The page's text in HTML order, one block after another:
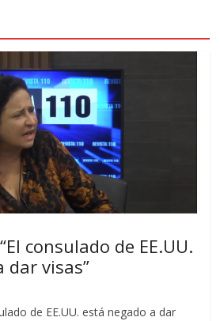
consulado de EE.UU.
dar visas”
de EE.UU. está negado a dar